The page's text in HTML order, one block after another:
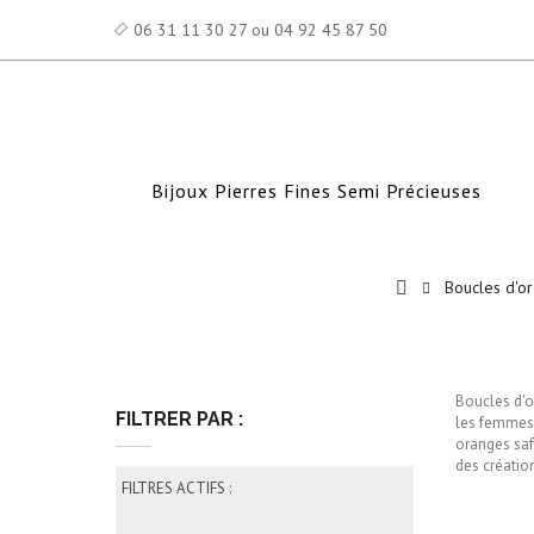
06 31 11 30 27 ou 04 92 45 87 50
Bijoux Pierres Fines Semi Précieuses
Boucles
FILTRER PAR :
FILTRES ACTIFS :
Boucles
les
oranges
des